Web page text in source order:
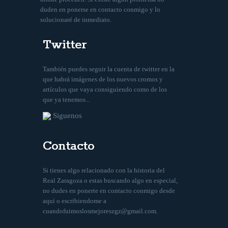
duden en ponerse en contacto conmigo y lo
solucionaré de inmediato.
Twitter
También puedes seguir la cuenta de twitter en la
que habrá imágenes de los nuevos cromos y
artículos que vaya consiguiendo como de los
que ya tenemos...
Siguenos
Contacto
Si tienes algo relacionado con la historia del
Real Zaragoza o estas buscando algo en especial,
no dudes en ponerte en contacto conmigo desde
aquí o escribiendome a
cuandofuimoslosmejoreszgz@gmail.com